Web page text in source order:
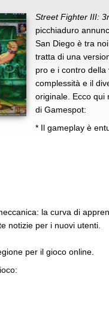
Street Fighter III:
picchiaduro
San Diego è tra
tratta di una
pro e i contro
complessità e il
originale. Ecco qui
di Gamespot:
* Il gameplay è
la curva di
notizie per i nuovi utenti.
per il gioco online.